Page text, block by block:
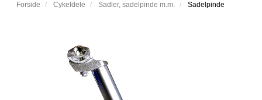
Forside Cykeldele Sadler, sadelpinde m.m. Sadelpinde